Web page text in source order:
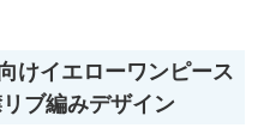
けイエローワンピース
ブ編みデザイン